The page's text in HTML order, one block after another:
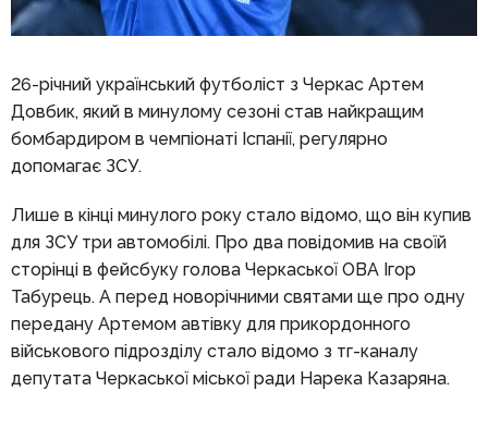
26-річний український футболіст з Черкас Артем
Довбик, який в минулому сезоні став найкращим
бомбардиром в чемпіонаті Іспанії, регулярно
допомагає ЗСУ.
Лише в кінці минулого року стало відомо, що він купив
для ЗСУ три автомобілі. Про два повідомив на своїй
сторінці в фейсбуку голова Черкаської ОВА Ігор
Табурець. А перед новорічними святами ще про одну
передану Артемом автівку для прикордонного
військового підрозділу стало відомо з тг-каналу
депутата Черкаської міської ради Нарека Казаряна.